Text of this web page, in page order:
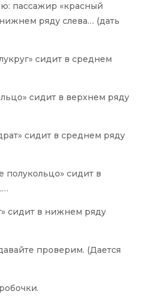
пассажир «красный
ряду слева… (дать
сидит в среднем
сидит в верхнем ряду
сидит в среднем ряду
полукольцо» сидит в
сидит в нижнем ряду
проверим. (Дается